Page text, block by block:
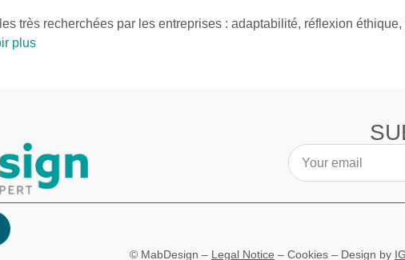
très recherchées par les entreprises : adaptabilité, réflexion
plus
© MabDesign – Legal Notice – Cookies – Design by